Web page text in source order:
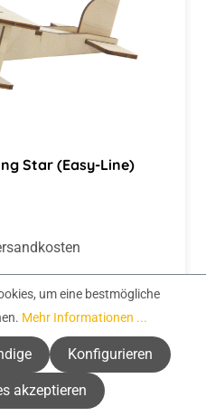
Star (Easy-Line)
Zur Auswahl
um eine bestmögliche
Mehr Informationen ...
Konfigurieren
akzeptieren